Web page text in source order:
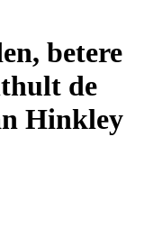
betere
de
Hinkley